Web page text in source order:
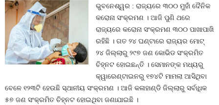
ଭୁବନେଶ୍ୱର : ରାଜ୍ୟରେ ୩୦୦ ମୁହାଁ ଦୈନିକ
କରୋନା ସଂକ୍ରମଣ । ଆଜି ପୁଣି ଥରେ
ରାଜ୍ୟରେ କରୋନା ସଂକ୍ରମଣ ୩୦୦ ପାଖାପାଖି
ରହିଛି । ଗତ ୨୪ ଘଣ୍ଟାରେ ରାଜ୍ୟର ମୋଟ୍‍
୨୪ ଜିଲ୍ଲାରୁ ୨୯୭ ଜଣ କୋଭିଡ ସଂକ୍ରମିତ
ଚିହ୍ନଟ ହୋଇଛନ୍ତି । ସେମାନଙ୍କ ମଧ୍ୟରୁ
କ୍ୱାରେଣ୍ଟାଇନରୁ ୧୭୪ଟି ମାମଲା ଆସିଥିବା
ବେଳେ ୧୨୩ଟି ହେଉଛି ସ୍ଥାନୀୟ ସଂକ୍ରମଣ । ଆଜି କଳାହାଣ୍ଡି ଜିଲ୍ଲାରୁ ସର୍ବାଧିକ
୫୭ ଜଣ ସଂକ୍ରମିତ ଚିହ୍ନଟ ହୋଇଥିବା ଜଣାଯାଇଛି ।